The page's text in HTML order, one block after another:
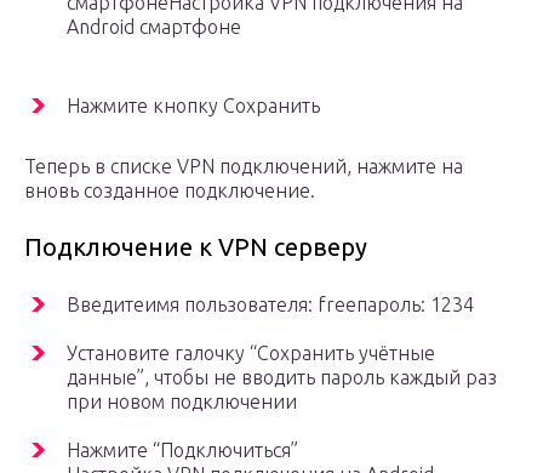
Android смартфоне
Нажмите кнопку Сохранить
Теперь в списке VPN подключений, нажмите на
вновь созданное подключение.
Подключение к VPN серверу
Введитеимя пользователя: freeпароль: 1234
Установите галочку “Сохранить учётные
данные”, чтобы не вводить пароль каждый раз
при новом подключении
Нажмите “Подключиться”